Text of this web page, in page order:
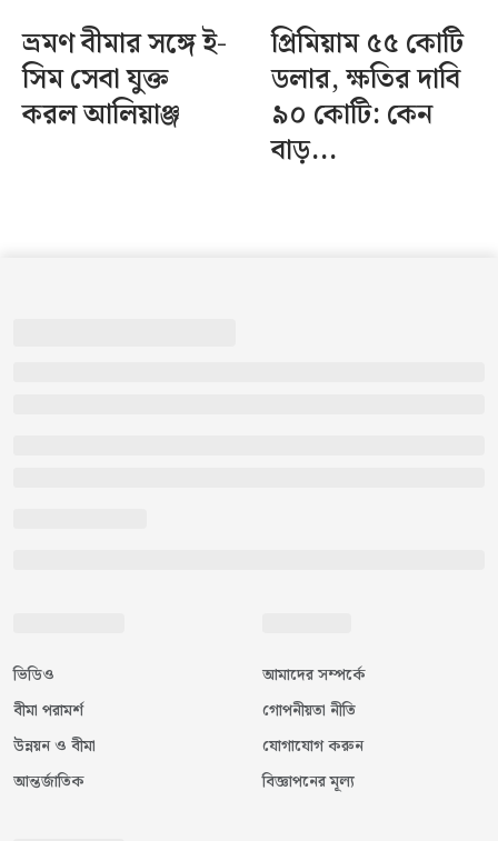
ভ্রমণ বীমার সঙ্গে ই-
সিম সেবা যুক্ত
করল আলিয়াঞ্জ
প্রিমিয়াম ৫৫ কোটি
ডলার, ক্ষতির দাবি
৯০ কোটি: কেন
বাড়...
ভিডিও
বীমা পরামর্শ
উন্নয়ন ও বীমা
আন্তর্জাতিক
আমাদের সম্পর্কে
গোপনীয়তা নীতি
যোগাযোগ করুন
বিজ্ঞাপনের মূল্য